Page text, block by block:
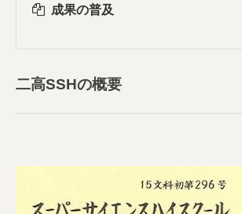
成果の普及
二高SSHの概要